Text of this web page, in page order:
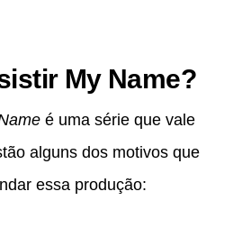
My Name?
é uma série que vale
alguns dos motivos que
essa produção: